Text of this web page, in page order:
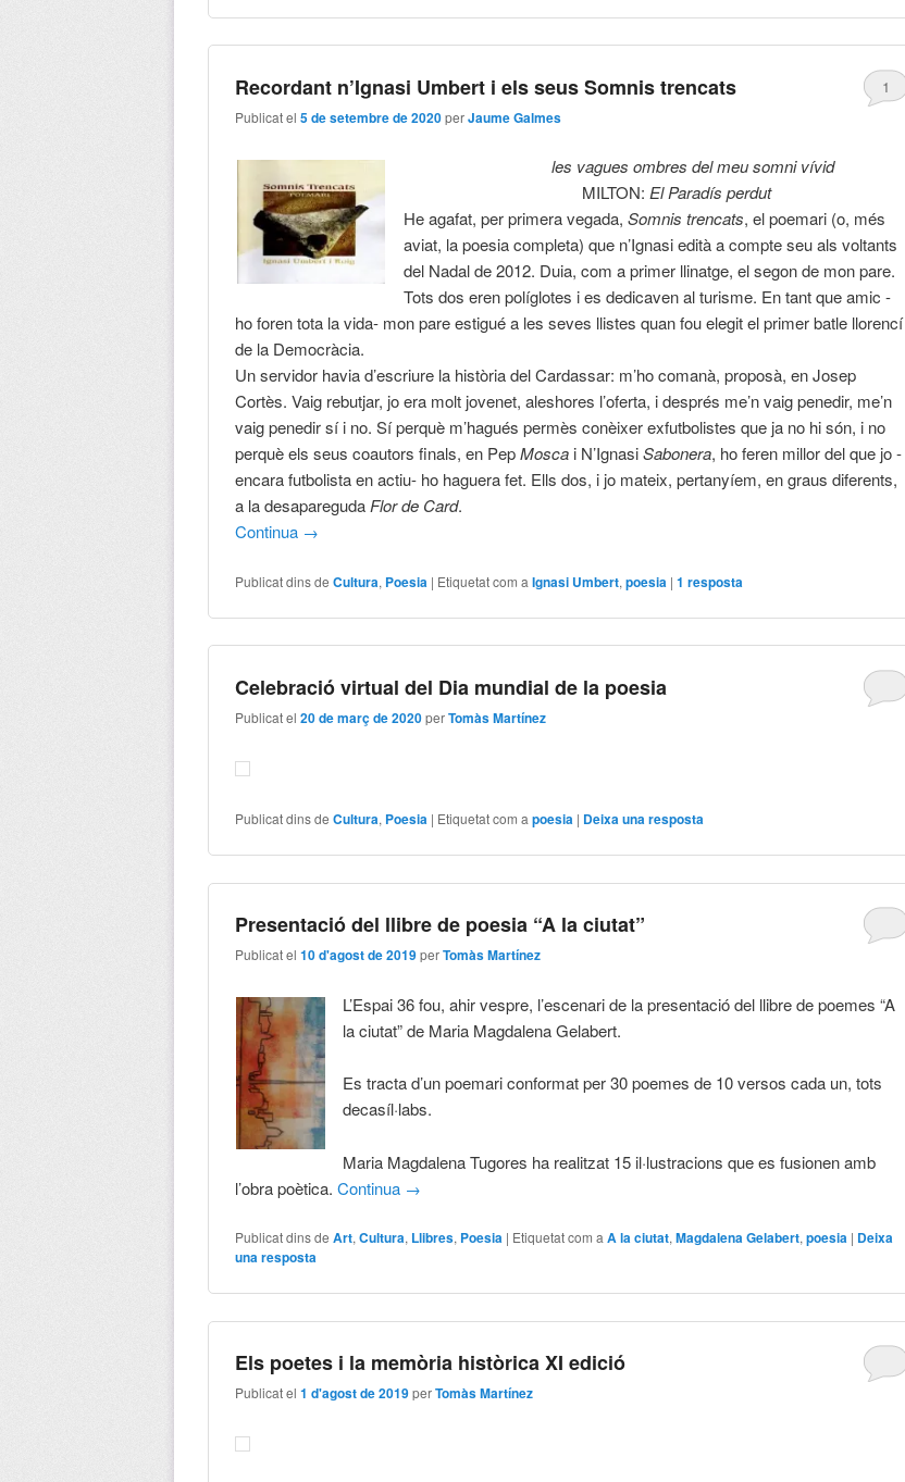
Recordant n’Ignasi Umbert i els seus Somnis trencats
Publicat el5 de setembre de 2020perJaume Galmes
1
les vagues ombres del meu somni vívid
MILTON:El Paradís perdut
He agafat, per primera vegada,Somnis trencats, el poemari (o, més
aviat, la poesia completa) que n’Ignasi edità a compte seu als voltants
del Nadal de 2012. Duia, com a primer llinatge, el segon de mon pare.
Tots dos eren políglotes i es dedicaven al turisme. En tant que amic -
ho foren tota la vida- mon pare estigué a les seves llistes quan fou elegit el primer batle llorencí
de la Democràcia.
Un servidor havia d’escriure la història del Cardassar: m’ho comanà, proposà, en Josep
Cortès. Vaig rebutjar, jo era molt jovenet, aleshores l’oferta, i després me’n vaig penedir, me’n
vaig penedir sí i no. Sí perquè m’hagués permès conèixer exfutbolistes que ja no hi són, i no
perquè els seus coautors finals, en PepMosca i N’IgnasiSabonera, ho feren millor del que jo -
encara futbolista en actiu- ho haguera fet. Ells dos, i jo mateix, pertanyíem, en graus diferents,
a la desaparegudaFlor de Card.
Continua →
Publicat dins de Cultura, Poesia | Etiquetat com a Ignasi Umbert,poesia |1 resposta
Celebració virtual del Dia mundial de la poesia
Publicat el20 de març de 2020perTomàs Martínez
Publicat dins de Cultura, Poesia | Etiquetat com a poesia | Deixa una resposta
Presentació del llibre de poesia “A la ciutat”
Publicat el10 d'agost de 2019perTomàs Martínez
L’Espai 36 fou, ahir vespre, l’escenari de la presentació del llibre de poemes “A
la ciutat” de Maria Magdalena Gelabert.
Es tracta d’un poemari conformat per 30 poemes de 10 versos cada un, tots
decasíl·labs.
Maria Magdalena Tugores ha realitzat 15 il·lustracions que es fusionen amb
l’obra poètica.Continua →
Publicat dins de Art,Cultura, Llibres, Poesia | Etiquetat com a A la ciutat,Magdalena Gelabert,poesia | Deixa
una resposta
Els poetes i la memòria històrica XI edició
Publicat el1 d'agost de 2019perTomàs Martínez